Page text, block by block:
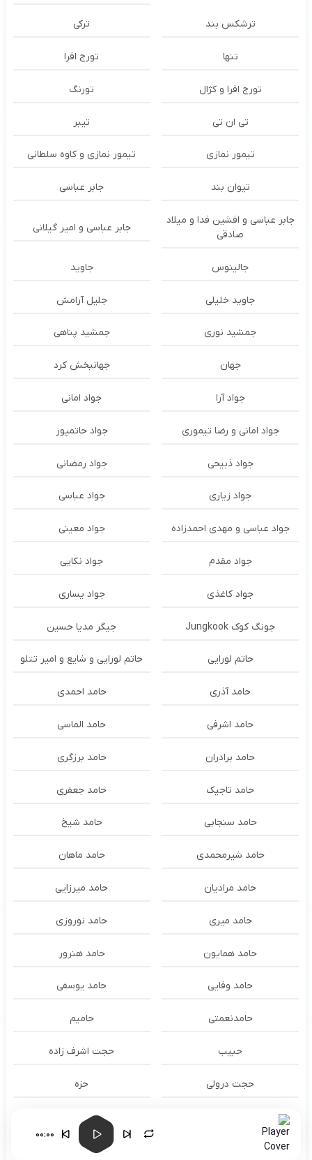
ترشكس بند ترکی
تنها تورج افرا
تورج افرا و کژال تورنگ
تی ان تی تیبر
تیمور نمازی تیمور نمازی و کاوه سلطانی
تیوان بند جابر عباسی
جابر عباسی و افشین فدا و میلاد
صادقی
جابر عباسی و امیر گیلانی
جالینوس جاوید
جاوید خلیلی جلیل آرامش
جمشید نوری جمشید پناهی
جهان جهانبخش کرد
جواد آرا جواد امانی
جواد امانی و رضا تیموری جواد حاتمپور
جواد ذبیحی جواد رمضانی
جواد زیاری جواد عباسی
جواد عباسی و مهدی احمدزاده جواد معینی
جواد مقدم جواد نکایی
جواد کاغذی جواد یساری
جونگ کوک Jungkook جیگر مدیا حسین
حاتم لورایی حاتم لورایی و شایع و امیر تتلو
حامد آذری حامد احمدی
حامد اشرفی حامد الماسی
حامد برادران حامد برزگری
حامد تاجیک حامد جعفری
حامد سنجابی حامد شیخ
حامد شیرمحمدی حامد ماهان
حامد مرادیان حامد میرزایی
حامد میری حامد نوروزی
حامد همایون حامد هنرور
حامد وفایی حامد یوسفی
حامدنعمتی حامیم
حبیب حجت اشرف زاده
حجت درولی حزه
حسام الدین سراج
حسام الدین موسوی و طهمورث حسام حیدری
00:00